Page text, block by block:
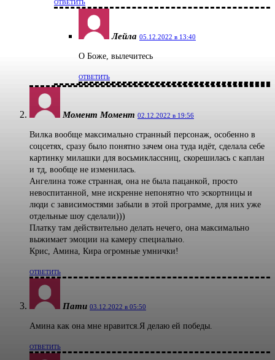
ОТВЕТИТЬ
Лейла 05.12.2022 в 13:40
О Боже, вылечитесь
ОТВЕТИТЬ
Момент Момент 02.12.2022 в 19:56
Вилка вообще максимально странный персонаж, особенно в
соцсетях, сразу было понятно зачем она туда идёт, сделала себе
картинку милашки для восьмиклассниц, скорешилась с каплан
и тд, вообще не изменилась.
Ангелина тоже странная, она не была пацанкой, просто
невоспитанной, мне искренне непонятно что эскортницы и
люди с зависимостями забыли в этой программе, для них уже
отдельные шоу сделали)))
Платку там действительно делать нечего, она максимально
выжимает эмоции на камеру специально.
Крис, Амина, Кира огромные умнички!
ОТВЕТИТЬ
Пати 03.12.2022 в 05:50
Амина как она мне нравится.Я делаю ей победы.
ОТВЕТИТЬ